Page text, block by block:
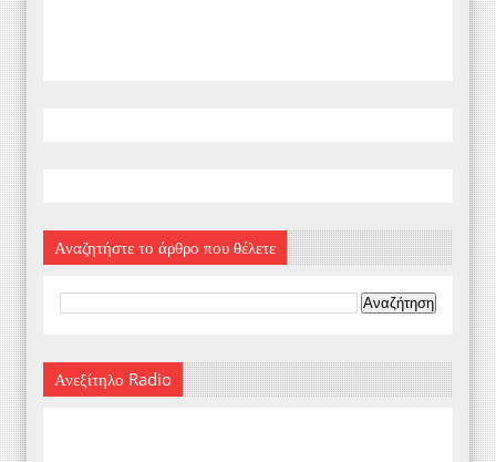
Αναζητήστε το άρθρο που θέλετε
Ανεξίτηλο Radio